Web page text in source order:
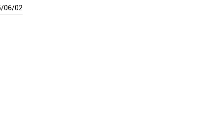
/06/02